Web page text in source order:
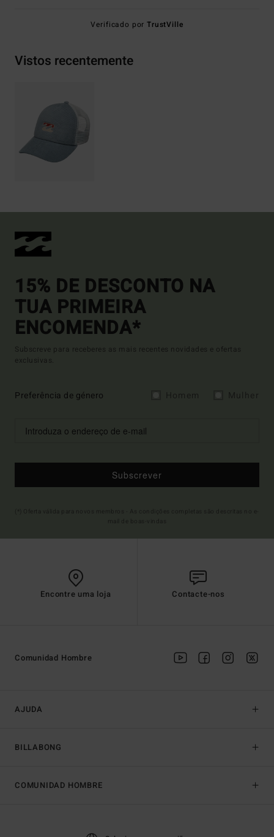
Verificado porTrustVille
Vistos recentemente
15% DE DESCONTO NA
TUA PRIMEIRA
ENCOMENDA*
Subscreve para receberes as mais recentes novidades e ofertas
exclusivas.
Preferência de género
Subscrever
Encontre uma loja Contacte-nos
AJUDA
BILLABONG
Comunidad Hombre
COMUNIDAD HOMBRE